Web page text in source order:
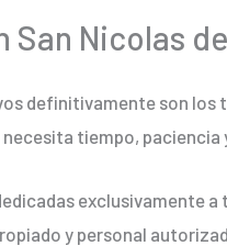
Nicolas
definitivamente son los
tiempo, paciencia
exclusivamente a
y personal